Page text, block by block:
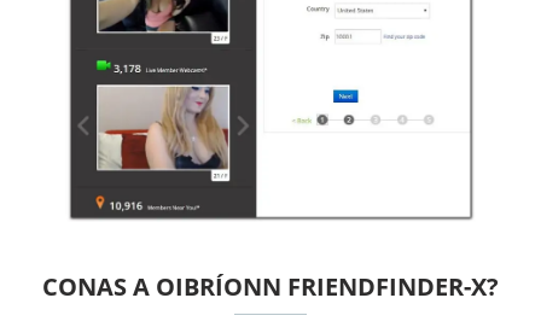
CONAS A OIBRÍONN FRIENDFINDER-X?